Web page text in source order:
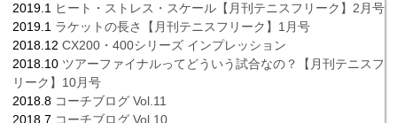
2019.1 ヒート・ストレス・スケール【月刊テニスフリーク】2月号
2019.1 ラケットの長さ【月刊テニスフリーク】1月号
2018.12 CX200・400シリーズ インプレッション
2018.10 ツアーファイナルってどういう試合なの？【月刊テニスフ
リーク】10月号
2018.8 コーチブログ Vol.11
2018.7 コーチブログ Vol.10